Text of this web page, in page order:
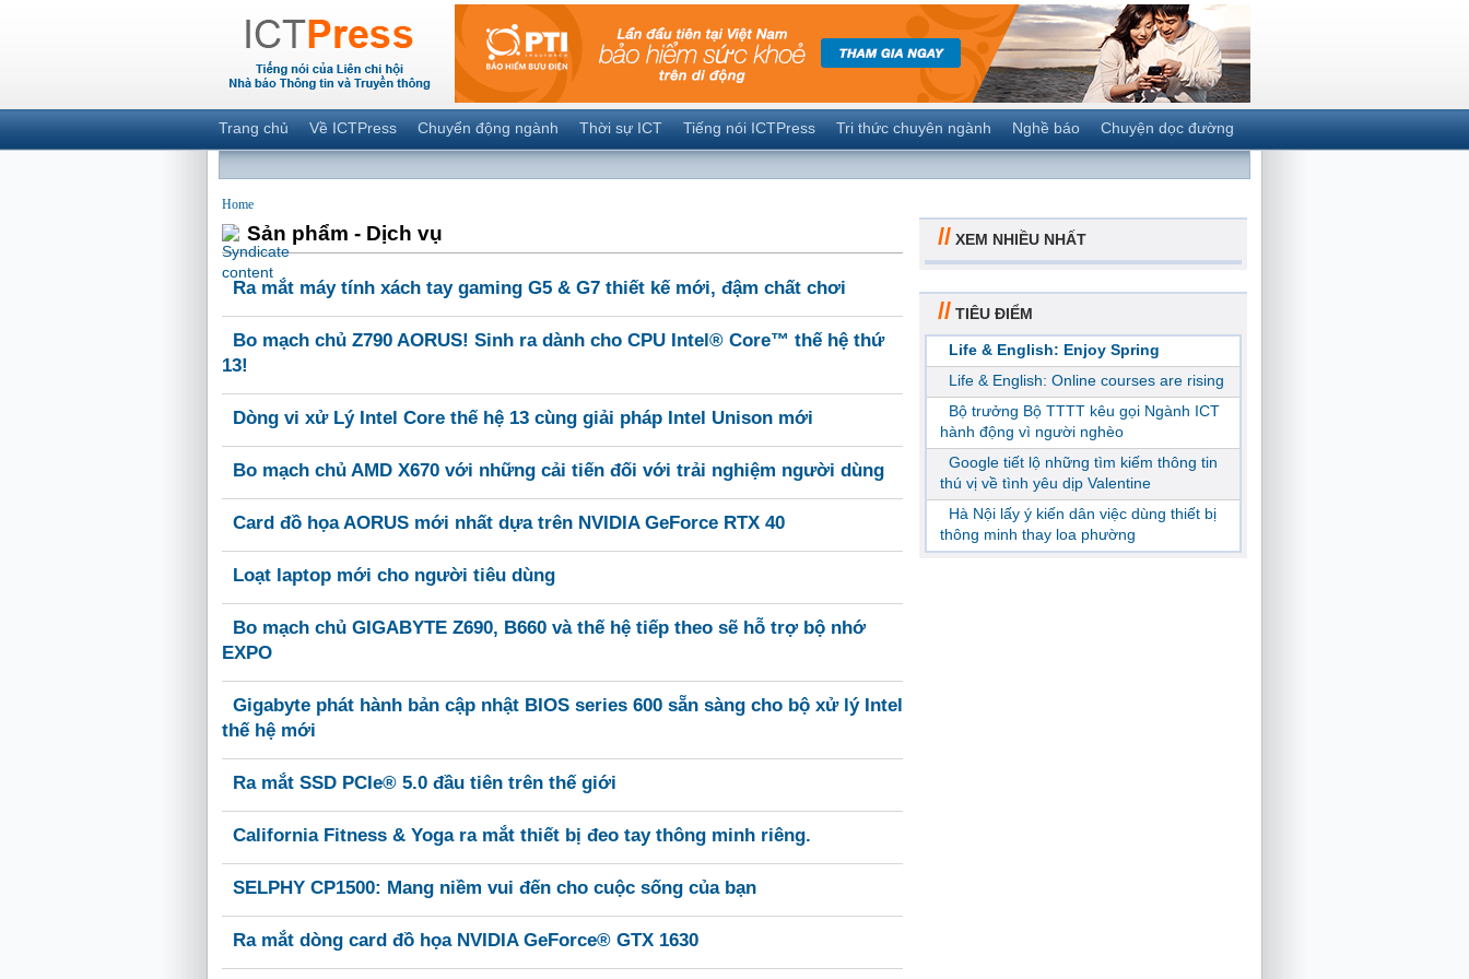
Trang chủ Về ICTPress Chuyển động ngành Thời sự ICT Tiếng nói ICTPress Tri thức chuyên ngành Nghề báo Chuyện dọc đường
Home
Sản phẩm - Dịch vụ
Ra mắt máy tính xách tay gaming G5 & G7 thiết kế mới, đậm chất chơi
Bo mạch chủ Z790 AORUS! Sinh ra dành cho CPU Intel® Core™ thế hệ thứ
13!
Dòng vi xử Lý Intel Core thế hệ 13 cùng giải pháp Intel Unison mới
Bo mạch chủ AMD X670 với những cải tiến đối với trải nghiệm người dùng
Card đồ họa AORUS mới nhất dựa trên NVIDIA GeForce RTX 40
Loạt laptop mới cho người tiêu dùng
Bo mạch chủ GIGABYTE Z690, B660 và thế hệ tiếp theo sẽ hỗ trợ bộ nhớ
EXPO
Gigabyte phát hành bản cập nhật BIOS series 600 sẵn sàng cho bộ xử lý Intel
thế hệ mới
Ra mắt SSD PCIe® 5.0 đầu tiên trên thế giới
California Fitness & Yoga ra mắt thiết bị đeo tay thông minh riêng.
SELPHY CP1500: Mang niềm vui đến cho cuộc sống của bạn
Ra mắt dòng card đồ họa NVIDIA GeForce® GTX 1630
// XEM NHIỀU NHẤT
// TIÊU ĐIỂM
Life & English: Enjoy Spring
Life & English: Online courses are rising
Bộ trưởng Bộ TTTT kêu gọi Ngành ICT
hành động vì người nghèo
Google tiết lộ những tìm kiếm thông tin
thú vị về tình yêu dịp Valentine
Hà Nội lấy ý kiến dân việc dùng thiết bị
thông minh thay loa phường